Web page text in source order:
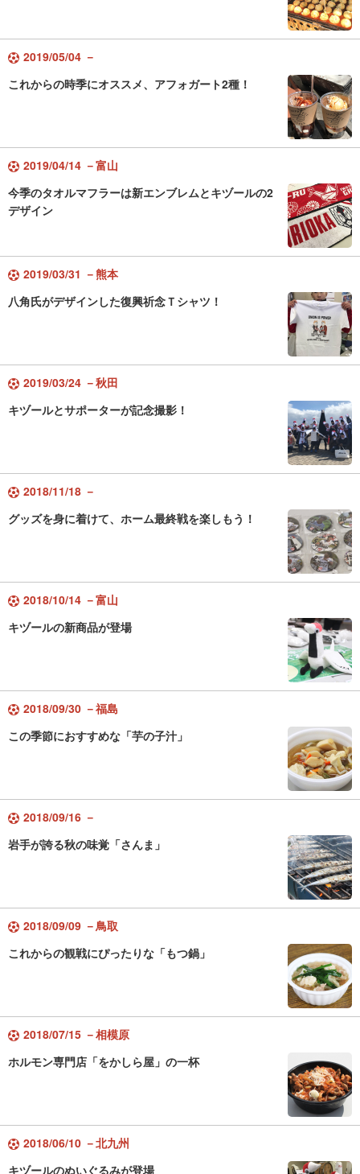
2019/05/04 －
これからの時季にオススメ、アフォガート2種！
2019/04/14 －富山
今季のタオルマフラーは新エンブレムとキヅールの2
デザイン
2019/03/31 －熊本
八角氏がデザインした復興祈念Ｔシャツ！
2019/03/24 －秋田
キヅールとサポーターが記念撮影！
2018/11/18 －
グッズを身に着けて、ホーム最終戦を楽しもう！
2018/10/14 －富山
キヅールの新商品が登場
2018/09/30 －福島
この季節におすすめな「芋の子汁」
2018/09/16 －
岩手が誇る秋の味覚「さんま」
2018/09/09 －鳥取
これからの観戦にぴったりな「もつ鍋」
2018/07/15 －相模原
ホルモン専門店「をかしら屋」の一杯
2018/06/10 －北九州
キヅールのぬいぐるみが登場